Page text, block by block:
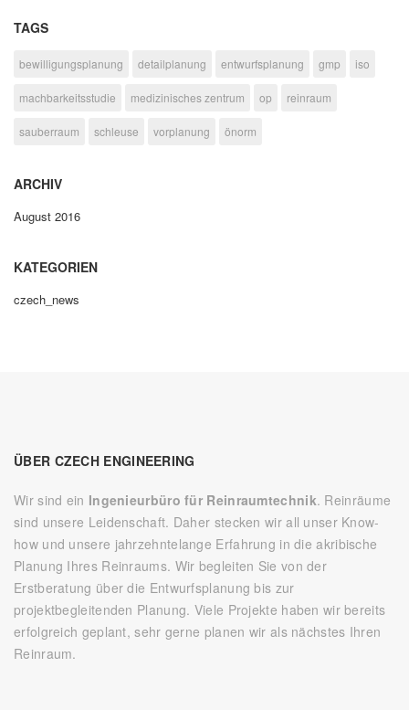
TAGS
bewilligungsplanung detailplanung entwurfsplanung gmp iso
machbarkeitsstudie medizinisches zentrum op reinraum
sauberraum schleuse vorplanung önorm
ARCHIV
August 2016
KATEGORIEN
czech_news
ÜBER CZECH ENGINEERING
Wir sind ein Ingenieurbüro für Reinraumtechnik. Reinräume
sind unsere Leidenschaft. Daher stecken wir all unser Know-
how und unsere jahrzehntelange Erfahrung in die akribische
Planung Ihres Reinraums. Wir begleiten Sie von der
Erstberatung über die Entwurfsplanung bis zur
projektbegleitenden Planung. Viele Projekte haben wir bereits
erfolgreich geplant, sehr gerne planen wir als nächstes Ihren
Reinraum.